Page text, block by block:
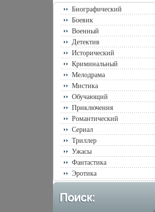
Биографический
Боевик
Военный
Детектив
Исторический
Криминальный
Мелодрама
Мистика
Обучающий
Приключения
Романтический
Сериал
Триллер
Ужасы
Фантастика
Эротика